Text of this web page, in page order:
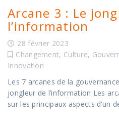
Arcane 3 : Le
l’information
28 février 2023
Changement, Culture,
Innovation
Les 7 arcanes de la
jongleur de l’information Les
sur les principaux aspects d’un